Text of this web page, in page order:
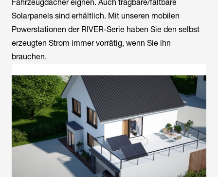
Fahrzeugdächer eignen. Auch tragbare/faltbare
Solarpanels sind erhältlich. Mit unseren mobilen
Powerstationen der RIVER-Serie haben Sie den selbst
erzeugten Strom immer vorrätig, wenn Sie ihn
brauchen.